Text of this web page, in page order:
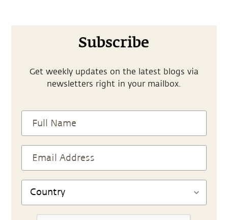
Subscribe
Get weekly updates on the latest blogs via
newsletters right in your mailbox.